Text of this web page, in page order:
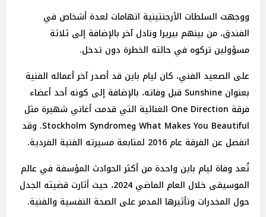
ووجهت السلطات الأرجنتينية اتهامات لعدة أشخاص في
الفندق، من بينهم بيريرا ونادل آخر بالإضافة إلى ثلاثة
مسؤولين تركوه في حالته الخطرة دون تدخل.
على الصعيد الفني، كان ليام باين قد أصدر آخر أعماله الفنية
بعنوان Sunshine قبل وفاته، بالإضافة إلى كونه أحد أعضاء
فرقة One Direction الغنائية التي قدمت أغاني شهيرة مثل
What Makes You Beautiful وStockholm Syndrome. وقد
انفصل عن الفرقة عام 2016 لمتابعة مسيرته الفنية الفردية.
تُعد وفاة ليام باين واحدة من أكثر الحوادث المؤسفة في عالم
الموسيقى خلال العام الماضي 2024، حيث أثارت قضيته الجدل
حول المخدرات وتأثيرها المدمر على الصحة النفسية والفنية.